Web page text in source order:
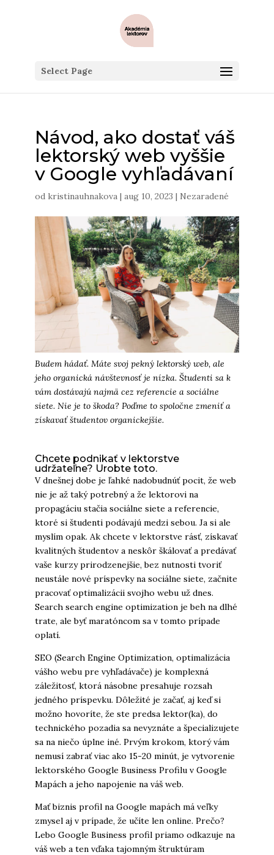
Select Page
Návod, ako dostať váš
lektorský web vyššie
v Google vyhľadávaní
od kristinauhnakova| aug 10, 2023 | Nezaradené
Budem hádať. Máte svoj pekný lektorský web, ale
jeho organická návštevnosť je nízka. Študenti sa k
vám dostávajú najmä cez referencie a sociálne
siete. Nie je to škoda? Poďme to spoločne zmeniť a
získavať študentov organickejšie.
Chcete podnikať v lektorstve
udržateľne? Urobte toto.
V dnešnej dobe je ľahké nadobudnúť pocit, že web
nie je až taký potrebný a že lektorovi na
propagáciu stačia sociálne siete a referencie,
ktoré si študenti podávajú medzi sebou. Ja si ale
myslím opak. Ak chcete v lektorstve rásť, získavať
kvalitných študentov a neskôr škálovať a predávať
vaše kurzy prirodzenejšie, bez nutnosti tvoriť
neustále nové príspevky na sociálne siete, začnite
pracovať optimalizácii svojho webu už dnes.
Search search engine optimization je beh na dlhé
trate, ale byť maratóncom sa v tomto prípade
oplatí.
SEO (Search Engine Optimization, optimalizácia
vášho webu pre vyhľadávače) je komplexná
záležitosť, ktorá násobne presahuje rozsah
jedného príspevku. Dôležité je začať, aj keď si
možno hovoríte, že ste predsa lektor(ka), do
technického pozadia sa nevyznáte a špecializujete
sa na niečo úplne iné. Prvým krokom, ktorý vám
nemusí zabrať viac ako 15-20 minút, je vytvorenie
lektorského Google Business Profilu v Google
Mapách a jeho napojenie na váš web.
Mať biznis profil na Google mapách má veľky
zmysel aj v prípade, že učíte len online. Prečo?
Lebo Google Business profil priamo odkazuje na
váš web a ten vďaka tajomným štruktúram